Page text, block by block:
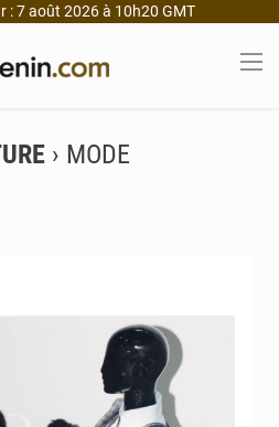
: 7 août 2026 à 10h20 GMT
› MODE